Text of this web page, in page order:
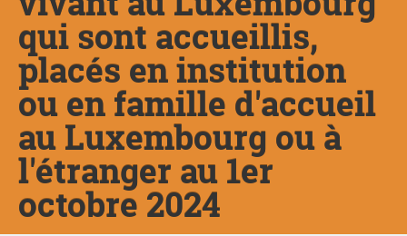
qui sont accueillis,
placés en institution
ou en famille d'accueil
au Luxembourg ou à
l'étranger au 1er
octobre 2024